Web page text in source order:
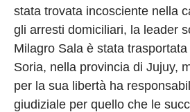
stata trovata incosciente nella
gli arresti domiciliari, la leader
Milagro Sala è stata
Soria, nella provincia di Jujuy,
per la sua libertà ha
giudiziale per quello che le